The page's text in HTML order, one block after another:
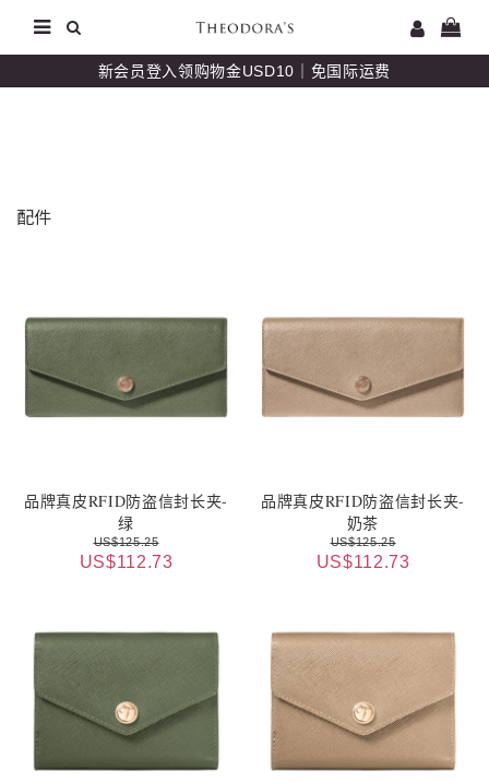
新会员登入领购物金USD10｜免国际运费
配件
品牌真皮RFID防盗信封长夹-
绿
US$125.25
US$112.73
品牌真皮RFID防盗信封长夹-
奶茶
US$125.25
US$112.73